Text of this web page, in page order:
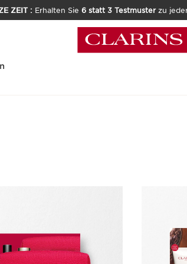
ZEIT : Erhalten Sie 6 statt 3 Testmusterzu